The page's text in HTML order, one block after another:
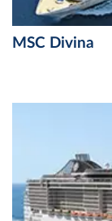
MSC Divina